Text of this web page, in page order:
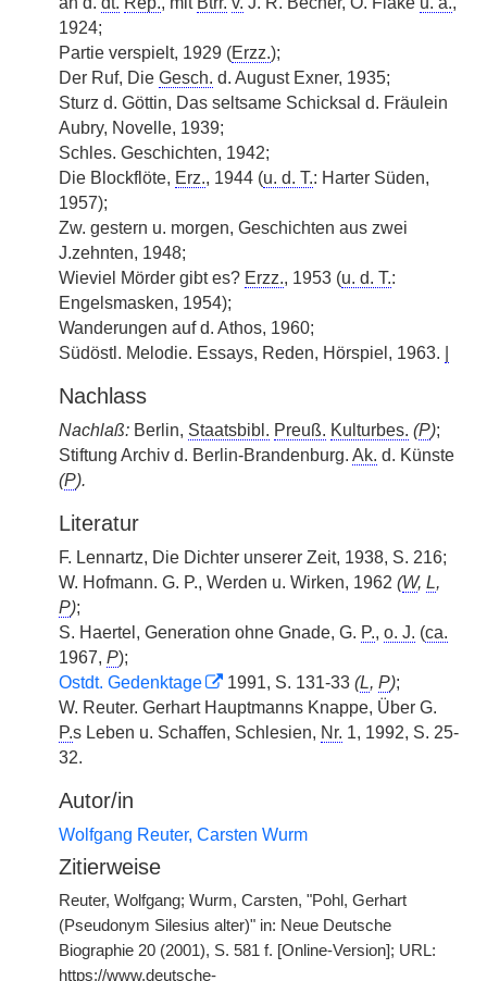
1924;
Partie verspielt, 1929 (Erzz.);
Der Ruf, Die Gesch. d. August Exner, 1935;
Sturz d. Göttin, Das seltsame Schicksal d. Fräulein
Aubry, Novelle, 1939;
Schles. Geschichten, 1942;
Die Blockflöte, Erz., 1944 (u. d. T.: Harter Süden,
1957);
Zw. gestern u. morgen, Geschichten aus zwei
J.zehnten, 1948;
Wieviel Mörder gibt es? Erzz., 1953 (u. d. T.:
Engelsmasken, 1954);
Wanderungen auf d. Athos, 1960;
Südöstl. Melodie. Essays, Reden, Hörspiel, 1963.
Nachlass
Nachlaß: Berlin, Staatsbibl. Preuß. Kulturbes. (P);
Stiftung Archiv d. Berlin-Brandenburg. Ak. d. Künste
(P).
Literatur
F. Lennartz, Die Dichter unserer Zeit, 1938, S. 216;
W. Hofmann. G. P., Werden u. Wirken, 1962 (W, L,
P);
S. Haertel, Generation ohne Gnade, G. P., o. J. (ca.
1967, P);
Ostdt. Gedenktage
1991, S. 131-33 (L, P);
W. Reuter. Gerhart Hauptmanns Knappe, Über G.
P.s Leben u. Schaffen, Schlesien, Nr. 1, 1992, S. 25-
32.
Autor/in
Wolfgang Reuter, Carsten Wurm
Zitierweise
Reuter, Wolfgang; Wurm, Carsten, "Pohl, Gerhart
(Pseudonym Silesius alter)" in: Neue Deutsche
Biographie 20 (2001), S. 581 f. [Online-Version]; URL:
https://www.deutsche-